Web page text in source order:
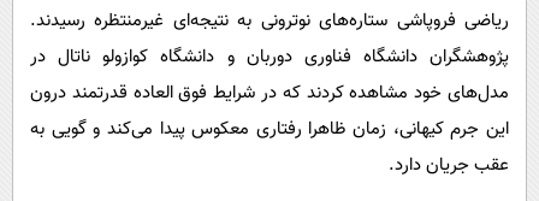
محیط زیست
سلامت
فرهنگی
ریاضی فروپاشی ستاره‌های نوترونی به نتیجه‌ای غیرمنتظره رسیدند.
پژوهشگران دانشگاه فناوری دوربان و دانشگاه کوازولو ناتال در
مدل‌های خود مشاهده کردند که در شرایط فوق‌ العاده قدرتمند درون
این جرم کیهانی، زمان ظاهرا رفتاری معکوس پیدا می‌کند و گویی به
عقب جریان دارد.